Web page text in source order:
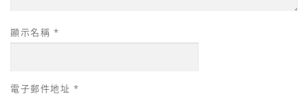
顯示名稱 *
電子郵件地址 *